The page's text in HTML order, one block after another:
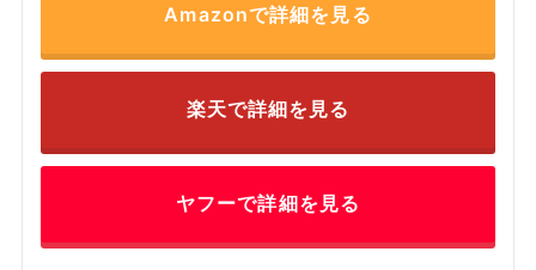
Amazonで詳細を見る
楽天で詳細を見る
ヤフーで詳細を見る